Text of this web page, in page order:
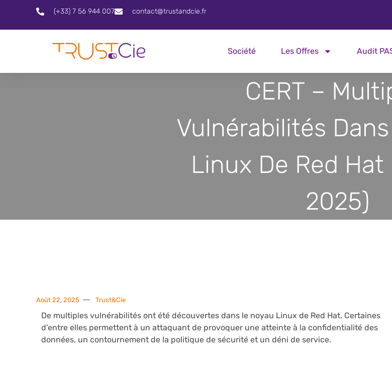
(+33) 7 56 944 007 contact@trustandcie.fr
Société Les Offres Audit
CERT –
Vulnérabilités
Linux De Red
2025)
Août 22, 2025 Trust&Cie
De multiples vulnérabilités ont été découvertes dans le noyau Linux de Red Hat. Certaines
d’entre elles permettent à un attaquant de provoquer une atteinte à la confidentialité des
données, un contournement de la politique de sécurité et un déni de service.